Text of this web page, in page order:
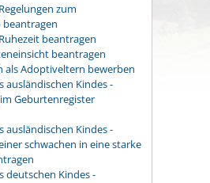
zum
beantragen
beantragen
als Adoptiveltern bewerben
ausländischen Kindes -
Geburtenregister
ausländischen Kindes -
schwachen in eine starke
deutschen Kindes -